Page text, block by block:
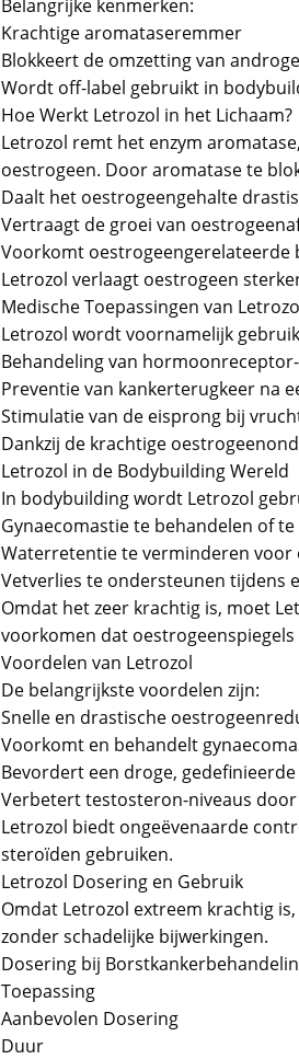
Belangrijke kenmerken:
Krachtige aromataseremmer
Blokkeert de omzetting van
Wordt off-label gebruikt in
Hoe Werkt Letrozol in het Lichaam?
Letrozol remt het enzym
oestrogeen. Door aromatase te
Daalt het oestrogeengehalte
Vertraagt de groei van
Voorkomt oestrogeengerelateerde
Letrozol verlaagt oestrogeen
Medische Toepassingen van
Letrozol wordt voornamelijk
Behandeling van
Preventie van kankerterugkeer na
Stimulatie van de eisprong bij
Dankzij de krachtige
Letrozol in de Bodybuilding Wereld
In bodybuilding wordt Letrozol
Gynaecomastie te behandelen of
Waterretentie te verminderen voor
Vetverlies te ondersteunen tijdens
Omdat het zeer krachtig is, moet
voorkomen dat
Voordelen van Letrozol
De belangrijkste voordelen zijn:
Snelle en drastische
Voorkomt en behandelt
Bevordert een droge,
Verbetert testosteron-niveaus
Letrozol biedt ongeëvenaarde
steroïden gebruiken.
Letrozol Dosering en Gebruik
Omdat Letrozol extreem krachtig
zonder schadelijke bijwerkingen.
Dosering bij
Toepassing
Aanbevolen Dosering
Duur